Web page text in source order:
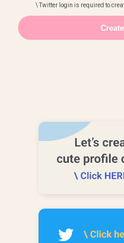
\ Twitter login is required to